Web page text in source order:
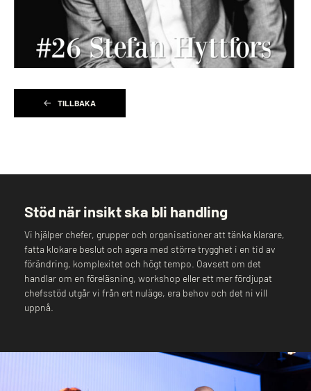
TILLBAKA
Stöd när insikt ska bli handling
Vi hjälper chefer, grupper och organisationer att tänka klarare,
fatta klokare beslut och agera med större trygghet i en tid av
förändring, komplexitet och högt tempo. Oavsett om det
handlar om en föreläsning, workshop eller ett mer fördjupat
chefsstöd utgår vi från ert nuläge, era behov och det ni vill
uppnå.